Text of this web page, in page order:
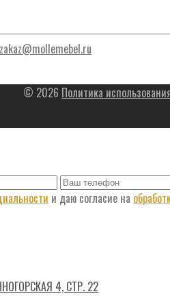
zakaz@mollemebel.ru
© 2026 Политика
и даю согласие на
4, СТР. 22